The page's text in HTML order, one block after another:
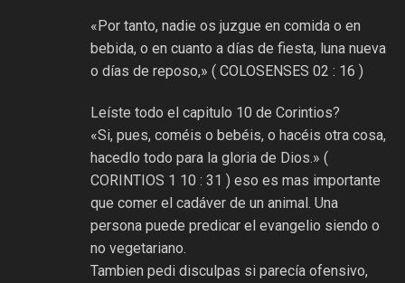
«Por tanto, nadie os juzgue en comida o en
bebida, o en cuanto a días de fiesta, luna nueva
o días de reposo,» ( COLOSENSES 02 : 16 )
Leíste todo el capitulo 10 de Corintios?
«Si, pues, coméis o bebéis, o hacéis otra cosa,
hacedlo todo para la gloria de Dios.» (
CORINTIOS 1 10 : 31 ) eso es mas importante
que comer el cadáver de un animal. Una
persona puede predicar el evangelio siendo o
no vegetariano.
Tambien pedi disculpas si parecía ofensivo,